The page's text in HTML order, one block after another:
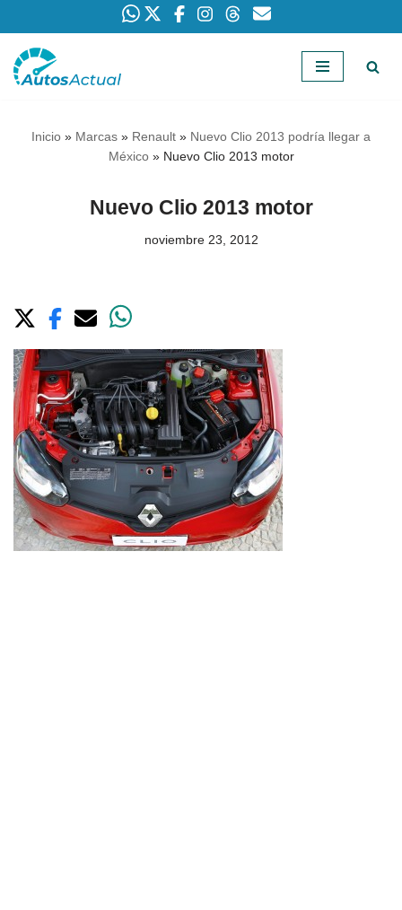
Saltar
Inicio » Marcas » Renault » Nuevo Clio 2013 podría llegar a
México» Nuevo Clio 2013 motor
Nuevo Clio 2013 motor
noviembre 23, 2012